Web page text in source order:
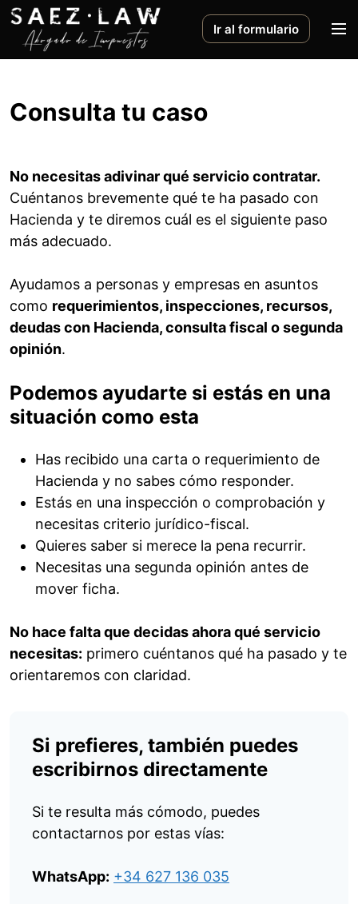
Ir al formulario
M
Consulta tu caso
No necesitas adivinar qué servicio contratar.
Cuéntanos brevemente qué te ha pasado con
Hacienda y te diremos cuál es el siguiente paso
más adecuado.
Ayudamos a personas y empresas en asuntos
como requerimientos, inspecciones, recursos,
deudas con Hacienda, consulta fiscal o segunda
opinión.
Podemos ayudarte si estás en una
situación como esta
Has recibido una carta o requerimiento de
Hacienda y no sabes cómo responder.
Estás en una inspección o comprobación y
necesitas criterio jurídico-fiscal.
Quieres saber si merece la pena recurrir.
Necesitas una segunda opinión antes de
mover ficha.
No hace falta que decidas ahora qué servicio
necesitas: primero cuéntanos qué ha pasado y te
orientaremos con claridad.
Si prefieres, también puedes
escribirnos directamente
Si te resulta más cómodo, puedes
contactarnos por estas vías:
WhatsApp: +34 627 136 035